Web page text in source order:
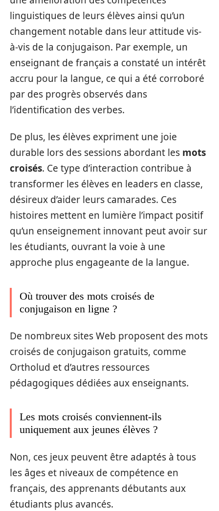
linguistiques de leurs élèves ainsi qu’un
changement notable dans leur attitude vis-
à-vis de la conjugaison. Par exemple, un
enseignant de français a constaté un intérêt
accru pour la langue, ce qui a été corroboré
par des progrès observés dans
l’identification des verbes.
De plus, les élèves expriment une joie
durable lors des sessions abordant les mots
croisés. Ce type d’interaction contribue à
transformer les élèves en leaders en classe,
désireux d’aider leurs camarades. Ces
histoires mettent en lumière l’impact positif
qu’un enseignement innovant peut avoir sur
les étudiants, ouvrant la voie à une
approche plus engageante de la langue.
Où trouver des mots croisés de
conjugaison en ligne ?
De nombreux sites Web proposent des mots
croisés de conjugaison gratuits, comme
Ortholud et d’autres ressources
pédagogiques dédiées aux enseignants.
Les mots croisés conviennent-ils
uniquement aux jeunes élèves ?
Non, ces jeux peuvent être adaptés à tous
les âges et niveaux de compétence en
français, des apprenants débutants aux
étudiants plus avancés.